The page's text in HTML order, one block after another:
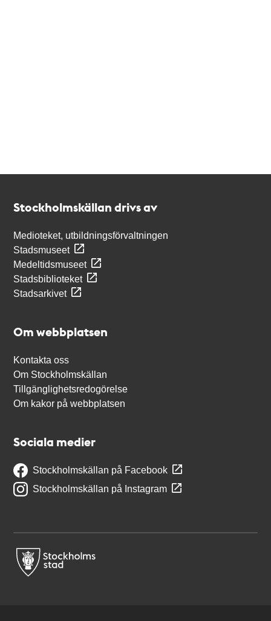
Stockholmskällan drivs av
Medioteket, utbildningsförvaltningen
Stadsmuseet
Medeltidsmuseet
Stadsbiblioteket
Stadsarkivet
Om webbplatsen
Kontakta oss
Om Stockholmskällan
Tillgänglighetsredogörelse
Om kakor på webbplatsen
Sociala medier
Stockholmskällan på Facebook
Stockholmskällan på Instagram